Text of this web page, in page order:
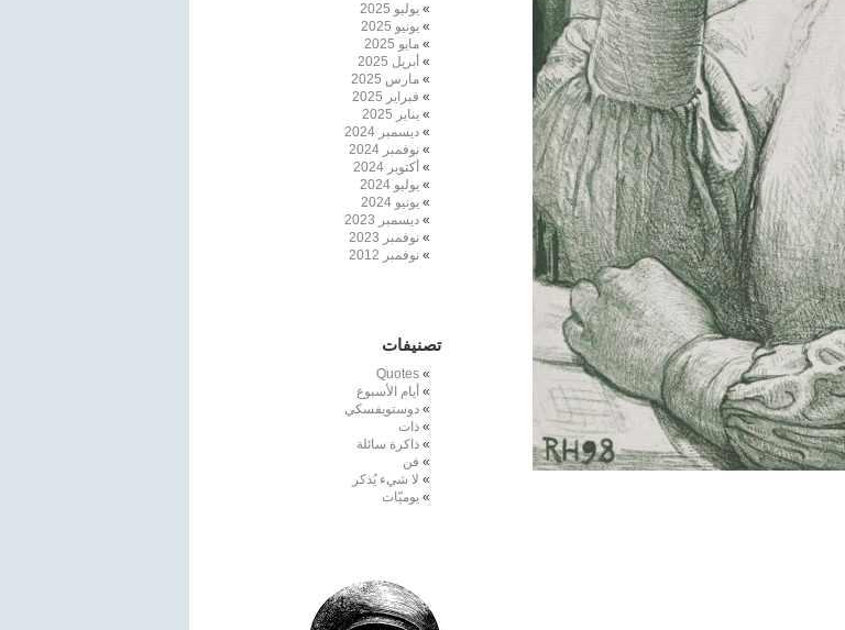
يوليو 2025
يونيو 2025
مايو 2025
أبريل 2025
مارس 2025
فبراير 2025
يناير 2025
ديسمبر 2024
نوفمبر 2024
أكتوبر 2024
يوليو 2024
يونيو 2024
ديسمبر 2023
نوفمبر 2023
نوفمبر 2012
تصنيفات
Quotes
أيام الأسبوع
دوستويفسكي
ذات
ذاكرة سائلة
فن
لا شيء يُذكر
يوميّات